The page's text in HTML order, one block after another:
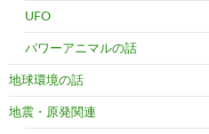
UFO
パワーアニマルの話
地球環境の話
地震・原発関連